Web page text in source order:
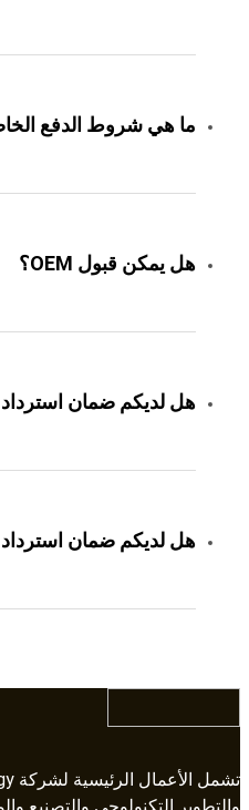
ما هي شروط الدفع
هل يمكن قبول OEM؟
هل لديكم ضمان استرداد
هل لديكم ضمان استرداد